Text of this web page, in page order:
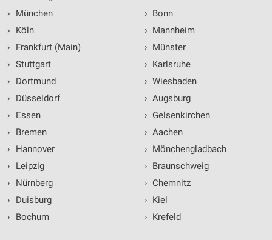
›
München
›
Köln
›
Frankfurt (Main)
› Stuttgart
›
Dortmund
›
Düsseldorf
›
Essen
›
Bremen
›
Hannover
›
Leipzig
›
Nürnberg
›
Duisburg
›
Bochum
› Bonn
› Mannheim
› Münster
› Karlsruhe
› Wiesbaden
› Augsburg
› Gelsenkirchen
› Aachen
› Mönchengladbach
› Braunschweig
› Chemnitz
› Kiel
› Krefeld